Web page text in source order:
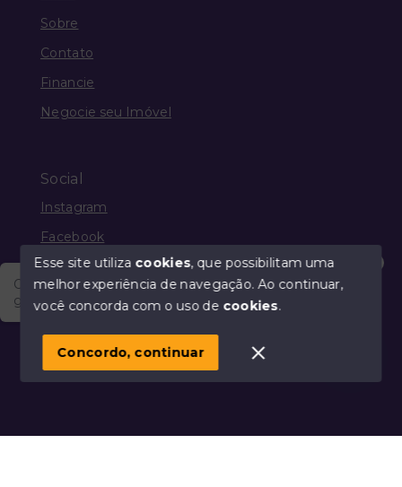
Sobre
Contato
Financie
Negocie seu Imóvel
Social
Instagram
Facebook
© Copyright 2026 - Guia Mais Imóveis - Todos os
SITE PARA IMOBILIARIA
Olá, vim através do Portal Imobiliário Guia Mais e
gostaria de saber a respeito dos produtos e serviços
Esse site utiliza cookies, que possibilitam uma
melhor experiência de navegação.Ao continuar,
você concorda com o uso de cookies.
Concordo, continuar